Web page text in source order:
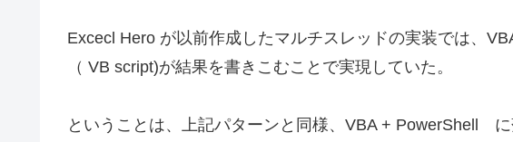
Excecl Hero が以前作成したマルチスレッドの実装では、
（ VB script)が結果を書きこむことで実現していた。
ということは、上記パターンと同様、VBA + PowerShell に